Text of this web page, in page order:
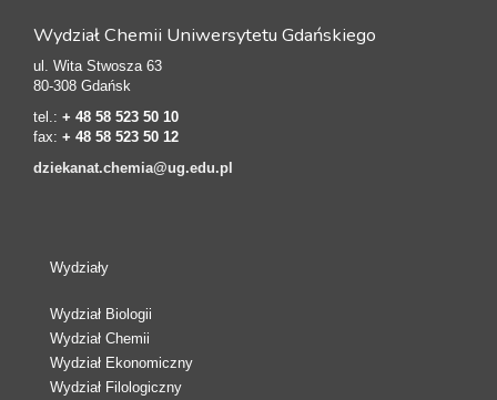
Wydział Chemii Uniwersytetu Gdańskiego
ul. Wita Stwosza 63
80-308 Gdańsk
tel.: + 48 58 523 50 10
fax: + 48 58 523 50 12
dziekanat.chemia@ug.edu.pl
Wydziały
Wydział Biologii
Wydział Chemii
Wydział Ekonomiczny
Wydział Filologiczny